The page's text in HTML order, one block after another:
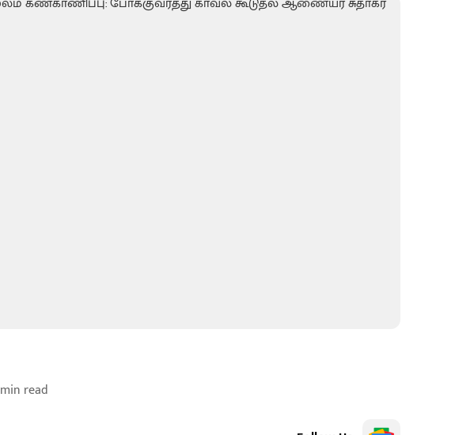
min read